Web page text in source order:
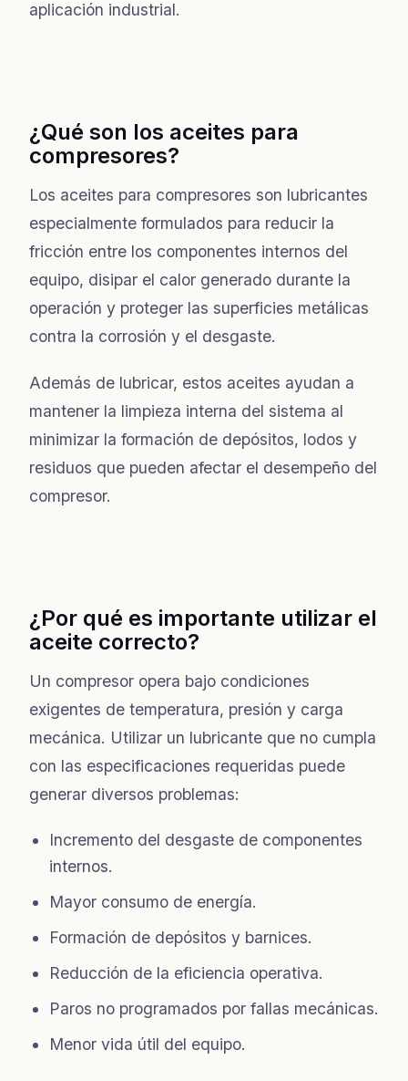
aplicación industrial.
¿Qué son los aceites para
compresores?
Los aceites para compresores son lubricantes
especialmente formulados para reducir la
fricción entre los componentes internos del
equipo, disipar el calor generado durante la
operación y proteger las superficies metálicas
contra la corrosión y el desgaste.
Además de lubricar, estos aceites ayudan a
mantener la limpieza interna del sistema al
minimizar la formación de depósitos, lodos y
residuos que pueden afectar el desempeño del
compresor.
¿Por qué es importante utilizar el
aceite correcto?
Un compresor opera bajo condiciones
exigentes de temperatura, presión y carga
mecánica. Utilizar un lubricante que no cumpla
con las especificaciones requeridas puede
generar diversos problemas:
Incremento del desgaste de componentes
internos.
Mayor consumo de energía.
Formación de depósitos y barnices.
Reducción de la eficiencia operativa.
Paros no programados por fallas mecánicas.
Menor vida útil del equipo.